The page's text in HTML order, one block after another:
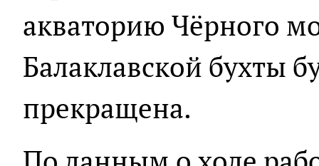
акваторию Чёрного
Балаклавской бухты
прекращена.